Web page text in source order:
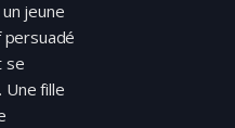
jeune
persuadé
se
fille